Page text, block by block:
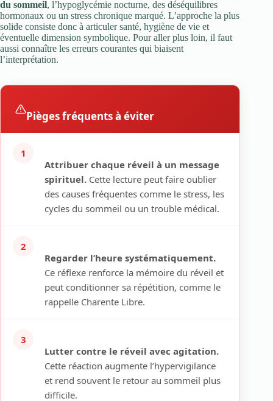
du sommeil, l’hypoglycémie nocturne, des déséquilibres
hormonaux ou un stress chronique marqué. L’approche la plus
solide consiste donc à articuler santé, hygiène de vie et
éventuelle dimension symbolique. Pour aller plus loin, il faut
aussi connaître les erreurs courantes qui biaisent
l’interprétation.
Pièges fréquents à éviter
1
Attribuer chaque réveil à un message
spirituel. Cette lecture peut faire oublier
des causes fréquentes comme le stress, les
cycles du sommeil ou un trouble médical.
2
Regarder l’heure systématiquement.
Ce réflexe renforce la mémoire du réveil et
peut conditionner sa répétition, comme le
rappelle Charente Libre.
3
Lutter contre le réveil avec agitation.
Cette réaction augmente l’hypervigilance
et rend souvent le retour au sommeil plus
difficile.